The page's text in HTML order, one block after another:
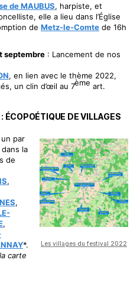
de MAUBUS, harpiste, et
elle a lieu dans l’Église
de Metz-le-Comte de 16h
septembre : Lancement de nos
, en lien avec le thème 2022,
un clin d’œil au 7ème art.
ÉCOPOÉTIQUE DE VILLAGES
Les villages du festival 2022
un par
la
de
,
,
,
*.
carte